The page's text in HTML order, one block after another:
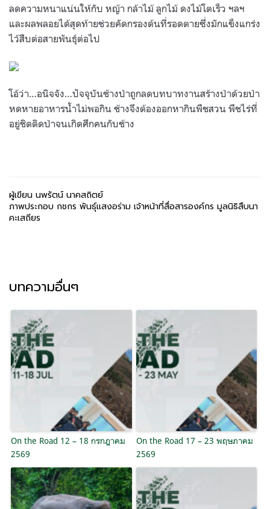
ลดความหนาแน่นให้กับ หญ้า กล้าไม้ ลูกไม้ ดงไม้โตเร็ว ฯลฯ
และผลพลอยได้สุดท้ายช่วยคัดกรองต้นที่รอดตายซึ่งมักแข็งแกร่ง
ไว้สืบต่อสายพันธุ์ต่อไป
โอ้ว่า…อนิจจัง…ปัจจุบันช้างป่าถูกลดบทบาทงานสร้างป่าด้วยป่า
หดหายอาหารน้ำไม่พอกิน ช้างจึงต้องออกหากินพืชสวน พืชไร่ที่
อยู่ชิดติดป่าจนเกิดศึกคนกับช้าง
ผู้เขียน นพรัตน์ นาคสถิตย์
ภาพประกอบ กชกร พันธุ์แสงอร่าม เจ้าหน้าที่สื่อสารองค์กร มูลนิธิสืบนา
คะเสถียร
บทความอื่นๆ
On the Road 12 – 18 กรกฎาคม
2569
On the Road 17 – 23 พฤษภาคม
2569